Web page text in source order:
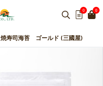
0 0
焼寿司海苔 ゴールド (三國屋)